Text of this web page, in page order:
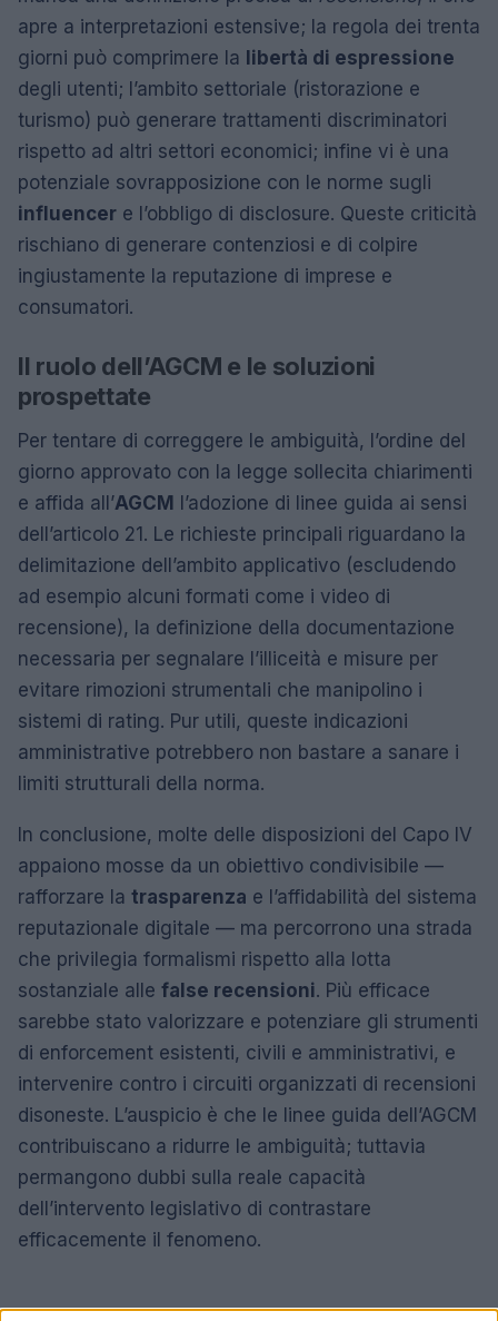
apre a interpretazioni estensive; la regola dei trenta
giorni può comprimere la libertà di espressione
degli utenti; l’ambito settoriale (ristorazione e
turismo) può generare trattamenti discriminatori
rispetto ad altri settori economici; infine vi è una
potenziale sovrapposizione con le norme sugli
influencer e l’obbligo di disclosure. Queste criticità
rischiano di generare contenziosi e di colpire
ingiustamente la reputazione di imprese e
consumatori.
Il ruolo dell’AGCM e le soluzioni
prospettate
Per tentare di correggere le ambiguità, l’ordine del
giorno approvato con la legge sollecita chiarimenti
e affida all’AGCM l’adozione di linee guida ai sensi
dell’articolo 21. Le richieste principali riguardano la
delimitazione dell’ambito applicativo (escludendo
ad esempio alcuni formati come i video di
recensione), la definizione della documentazione
necessaria per segnalare l’illiceità e misure per
evitare rimozioni strumentali che manipolino i
sistemi di rating. Pur utili, queste indicazioni
amministrative potrebbero non bastare a sanare i
limiti strutturali della norma.
In conclusione, molte delle disposizioni del Capo IV
appaiono mosse da un obiettivo condivisibile —
rafforzare la trasparenza e l’affidabilità del sistema
reputazionale digitale — ma percorrono una strada
che privilegia formalismi rispetto alla lotta
sostanziale alle false recensioni. Più efficace
sarebbe stato valorizzare e potenziare gli strumenti
di enforcement esistenti, civili e amministrativi, e
intervenire contro i circuiti organizzati di recensioni
disoneste. L’auspicio è che le linee guida dell’AGCM
contribuiscano a ridurre le ambiguità; tuttavia
permangono dubbi sulla reale capacità
dell’intervento legislativo di contrastare
efficacemente il fenomeno.